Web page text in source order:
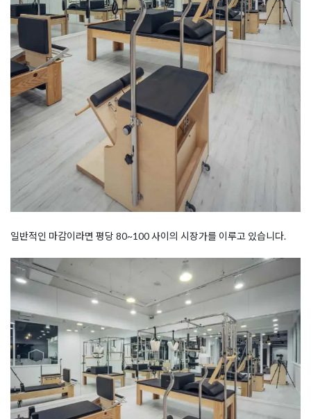
일반적인 마감이라면 평당 80~100 사이의 시장가를 이루고 있습니다.